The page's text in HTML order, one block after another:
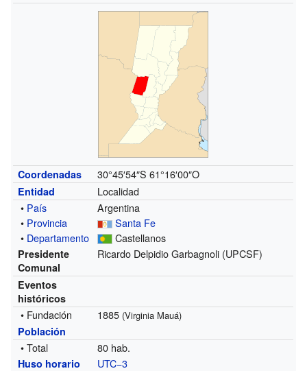
Coordenadas 30°45′54″S 61°16′00″O
Entidad
Localidad
• País
Argentina
• Provincia
Santa Fe
• Departamento Castellanos
Presidente
Comunal
Ricardo Delpidio Garbagnoli (UPCSF)
Eventos
históricos
• Fundación 1885 (Virginia Mauá)
Población
• Total 80 hab.
Huso horario UTC−3